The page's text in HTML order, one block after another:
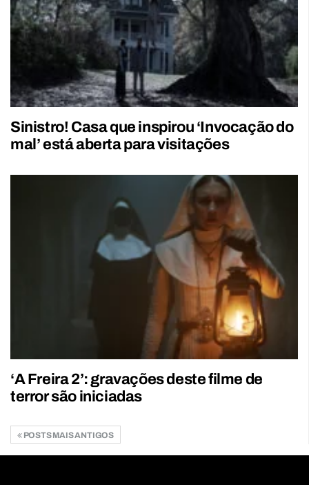
Sinistro! Casa que inspirou ‘Invocação do
mal’ está aberta para visitações
‘A Freira 2’: gravações deste filme de
terror são iniciadas
POSTS MAIS ANTIGOS